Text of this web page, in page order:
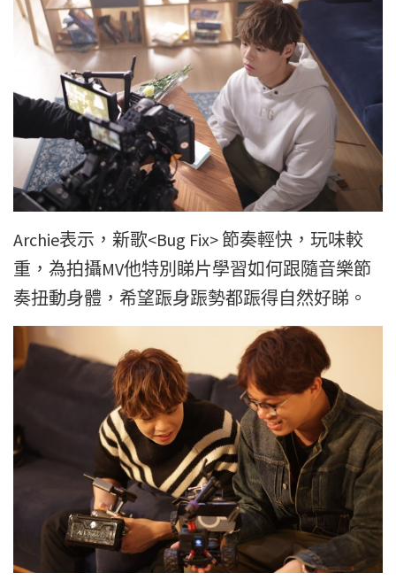
Archie表示，新歌<Bug Fix> 節奏輕快，玩味較
重，為拍攝MV他特別睇片學習如何跟隨音樂節
奏扭動身體，希望䟴身䟴勢都䟴得自然好睇。